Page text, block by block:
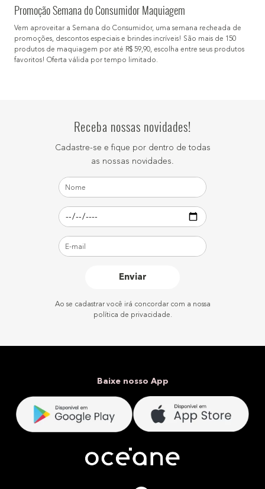
Promoção Semana do Consumidor Maquiagem
Vem aproveitar a Semana do Consumidor, uma semana recheada de
promoções, descontos especiais e brindes incríveis! São mais de 150
produtos de maquiagem por até R$ 59,90, escolha entre seus produtos
favoritos! Oferta válida por tempo limitado.
Receba nossas novidades!
Cadastre-se e fique por dentro de todas
as nossas novidades.
Enviar
Ao se cadastrar você irá concordar com a nossa
política de privacidade.
Baixe nosso App